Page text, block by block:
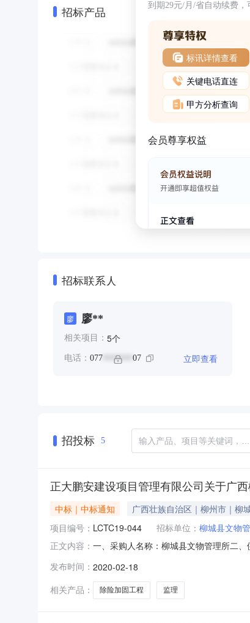
招标产品 到期29元/月/省自动续费，
标讯详情查看
关键电话直连
甲方分析查询
会员尊享权益
招标联系人
廖 廖**
相关项目： 5个
电话： 077 ******* 07 立即查看
招投标 5
正大鹏安建设项目管理有限公司关于广
中标｜中标通知 广西壮族自治区｜柳州市｜柳
项目编号： LCTC19-044 招标单位： 柳城县文物
正文内容： 一、采购人名称：柳城县文物管理所二
代理机构名称：正大鹏安建设项目管理
文
发布时间： 2020-02-18
相关产品：
除险加固工程 监理